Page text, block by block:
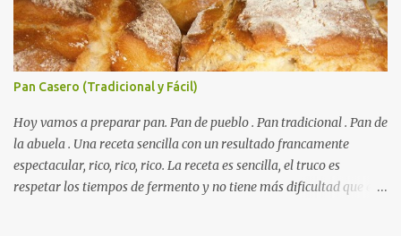
Pan Casero (Tradicional y Fácil)
Hoy vamos a preparar pan. Pan de pueblo . Pan tradicional . Pan de
la abuela . Una receta sencilla con un resultado francamente
espectacular, rico, rico, rico. La receta es sencilla, el truco es
respetar los tiempos de fermento y no tiene más dificultad que esa